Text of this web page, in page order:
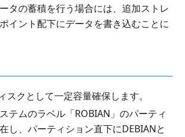
タの蓄積を行う場合には、追加ストレ
イント配下にデータを書き込むことに
スクとして一定容量確保します。
テムのラベル「ROBIAN」のパーティ
し、パーティション直下にDEBIANと